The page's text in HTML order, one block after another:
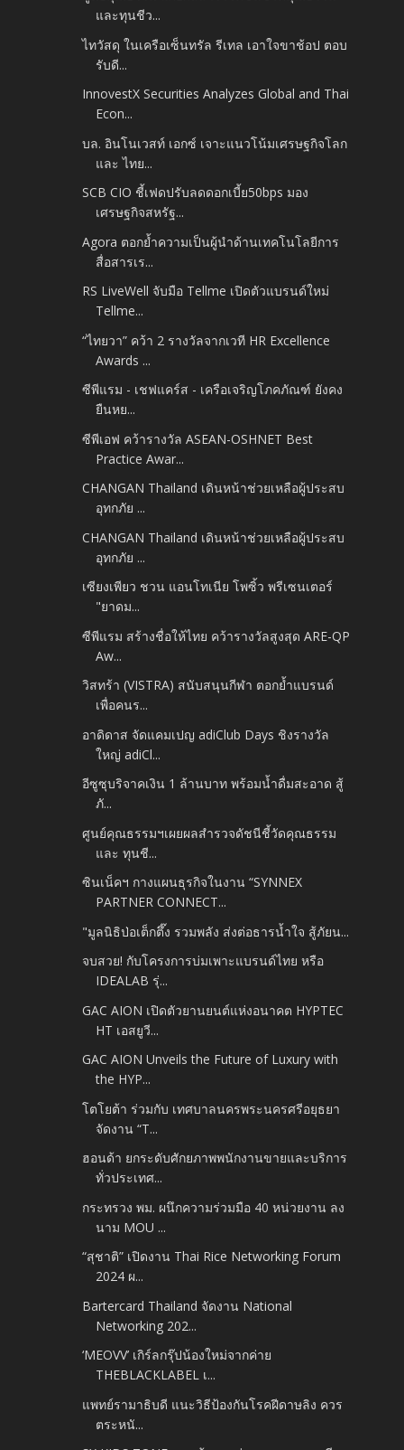
และทุนชีว...
ไทวัสดุ ในเครือเซ็นทรัล รีเทล เอาใจขาช้อป ตอบ
รับดี...
InnovestX Securities Analyzes Global and Thai
Econ...
บล. อินโนเวสท์ เอกซ์ เจาะแนวโน้มเศรษฐกิจโลก
และ ไทย...
SCB CIO ชี้เฟดปรับลดดอกเบี้ย50bps มอง
เศรษฐกิจสหรัฐ...
Agora ตอกย้ำความเป็นผู้นำด้านเทคโนโลยีการ
สื่อสารเร...
RS LiveWell จับมือ Tellme เปิดตัวแบรนด์ใหม่
Tellme...
“ไทยวา” คว้า 2 รางวัลจากเวที HR Excellence
Awards ...
ซีพีแรม - เชฟแคร์ส - เครือเจริญโภคภัณฑ์ ยังคง
ยืนหย...
ซีพีเอฟ คว้ารางวัล ASEAN-OSHNET Best
Practice Awar...
CHANGAN Thailand เดินหน้าช่วยเหลือผู้ประสบ
อุทกภัย ...
CHANGAN Thailand เดินหน้าช่วยเหลือผู้ประสบ
อุทกภัย ...
เซียงเพียว ชวน แอนโทเนีย โพซิ้ว พรีเซนเตอร์
"ยาดม...
ซีพีแรม สร้างชื่อให้ไทย คว้ารางวัลสูงสุด ARE-QP
Aw...
วิสทร้า (VISTRA) สนับสนุนกีฬา ตอกย้ำแบรนด์
เพื่อคนร...
อาดิดาส จัดแคมเปญ adiClub Days ชิงรางวัล
ใหญ่ adiCl...
อีซูซุบริจาคเงิน 1 ล้านบาท พร้อมน้ำดื่มสะอาด สู้
ภั...
ศูนย์คุณธรรมฯเผยผลสำรวจดัชนีชี้วัดคุณธรรม
และ ทุนชี...
ซินเน็คฯ กางแผนธุรกิจในงาน “SYNNEX
PARTNER CONNECT...
"มูลนิธิป่อเต็กตึ๊ง รวมพลัง ส่งต่อธารน้ำใจ สู้ภัยน...
จบสวย! กับโครงการบ่มเพาะแบรนด์ไทย หรือ
IDEALAB รุ่...
GAC AION เปิดตัวยานยนต์แห่งอนาคต HYPTEC
HT เอสยูวี...
GAC AION Unveils the Future of Luxury with
the HYP...
โตโยต้า ร่วมกับ เทศบาลนครพระนครศรีอยุธยา
จัดงาน “T...
ฮอนด้า ยกระดับศักยภาพพนักงานขายและบริการ
ทั่วประเทศ...
กระทรวง พม. ผนึกความร่วมมือ 40 หน่วยงาน ลง
นาม MOU ...
“สุชาติ” เปิดงาน Thai Rice Networking Forum
2024 ผ...
Bartercard Thailand จัดงาน National
Networking 202...
‘MEOVV’ เกิร์ลกรุ๊ปน้องใหม่จากค่าย
THEBLACKLABEL เ...
แพทย์รามาธิบดี แนะวิธีป้องกันโรคฝีดาษลิง ควร
ตระหนั...